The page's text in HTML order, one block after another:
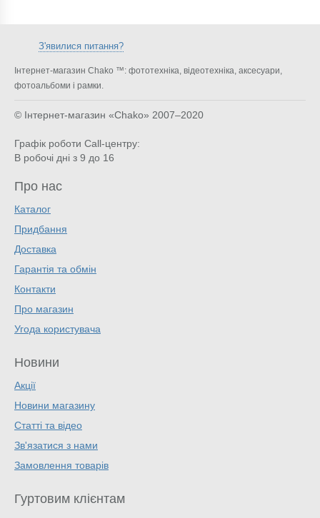
З'явилися питання?
Інтернет-магазин Chako ™: фототехніка, відеотехніка, аксесуари,
фотоальбоми і рамки.
© Інтернет-магазин «Chako» 2007–2020
Графік роботи Call-центру:
В робочі дні з 9 до 16
Про нас
Каталог
Придбання
Доставка
Гарантія та обмін
Контакти
Про магазин
Угода користувача
Новини
Акції
Новини магазину
Статті та відео
Зв'язатися з нами
Замовлення товарів
Гуртовим клієнтам